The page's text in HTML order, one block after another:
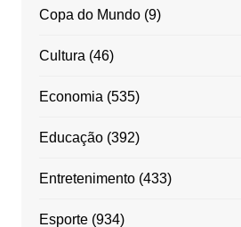
Copa do Mundo(9)
Cultura (46)
Economia (535)
Educação(392)
Entretenimento(433)
Esporte(934)